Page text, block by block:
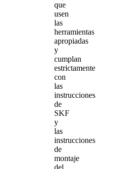
que
usen
las
herramientas
apropiadas
y
cumplan
estrictamente
con
las
instrucciones
de
SKF
y
las
instrucciones
de
montaje
del